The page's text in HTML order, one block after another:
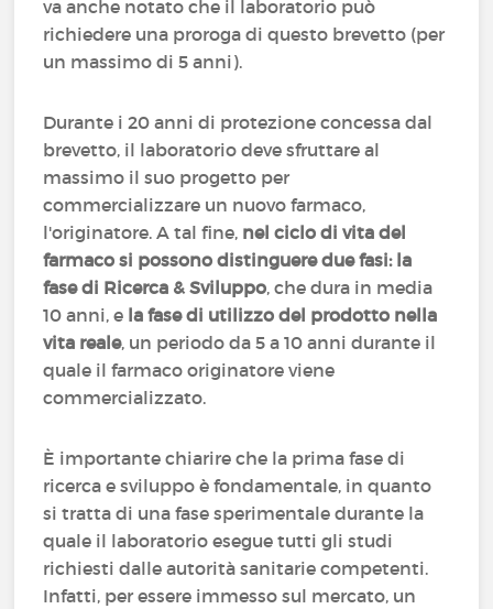
va anche notato che il laboratorio può
richiedere una proroga di questo brevetto (per
un massimo di 5 anni).
Durante i 20 anni di protezione concessa dal
brevetto, il laboratorio deve sfruttare al
massimo il suo progetto per
commercializzare un nuovo farmaco,
l'originatore. A tal fine, nel ciclo di vita del
farmaco si possono distinguere due fasi: la
fase di Ricerca & Sviluppo, che dura in media
10 anni, e la fase di utilizzo del prodotto nella
vita reale, un periodo da 5 a 10 anni durante il
quale il farmaco originatore viene
commercializzato.
È importante chiarire che la prima fase di
ricerca e sviluppo è fondamentale, in quanto
si tratta di una fase sperimentale durante la
quale il laboratorio esegue tutti gli studi
richiesti dalle autorità sanitarie competenti.
Infatti, per essere immesso sul mercato, un